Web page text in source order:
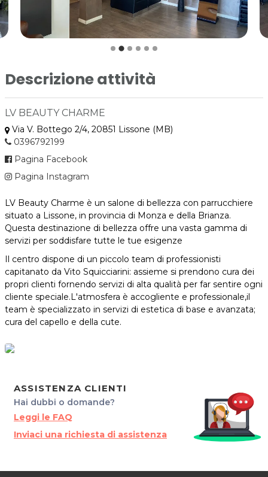
Descrizione attività
LV BEAUTY CHARME
Via V. Bottego 2/4, 20851 Lissone (MB)
0396792199
Pagina Facebook
Pagina Instagram
LV Beauty Charme è un salone di bellezza con parrucchiere
situato a Lissone, in provincia di Monza e della Brianza.
Questa destinazione di bellezza offre una vasta gamma di
servizi per soddisfare tutte le tue esigenze
Il centro dispone di un piccolo team di professionisti
capitanato da Vito Squicciarini: assieme si prendono cura dei
propri clienti fornendo servizi di alta qualità per far sentire ogni
cliente speciale.L'atmosfera è accogliente e professionale,il
team è specializzato in servizi di estetica di base e avanzata;
cura del capello e della cute.
ASSISTENZA CLIENTI
Hai dubbi o domande?
Leggi le FAQ
Inviaci una richiesta di assistenza